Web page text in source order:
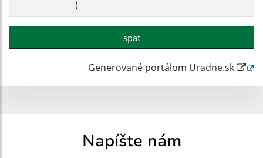
)
späť
Generované portálom Uradne.sk
Napíšte nám